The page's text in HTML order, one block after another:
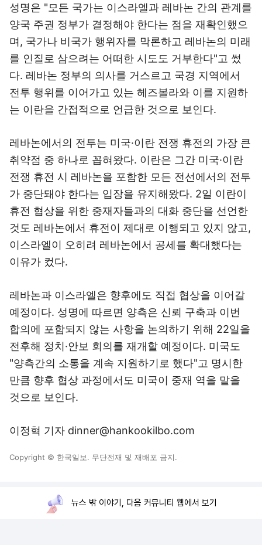
성명은 "모든 국가는 이스라엘과 레바논 간의 관계를
양국 주권 정부가 결정해야 한다는 점을 재확인했으
며, 국가나 비국가 행위자를 막론하고 레바논의 미래
를 인질로 삼으려는 어떠한 시도도 거부한다"고 썼
다. 레바논 정부의 의사를 거스르고 국경 지역에서
전투 행위를 이어가고 있는 헤즈볼라와 이를 지원하
는 이란을 간접적으로 언급한 것으로 보인다.
레바논에서의 전투는 미국·이란 전쟁 휴전의 가장 큰
취약점 중 하나로 꼽혀왔다. 이란은 그간 미국·이란
전쟁 휴전 시 레바논을 포함한 모든 전선에서의 전투
가 중단돼야 한다는 입장을 유지해왔다. 2일 이란이
휴전 협상을 위한 중재자들과의 대화 중단을 선언한
것도 레바논에서 휴전이 제대로 이행되고 있지 않고,
이스라엘이 오히려 레바논에서 공세를 확대했다는
이유가 컸다.
레바논과 이스라엘은 향후에도 직접 협상을 이어갈
예정이다. 성명에 따르면 양측은 신뢰 구축과 이번
합의에 포함되지 않는 사항을 논의하기 위해 22일을
전후해 정치·안보 회의를 재개할 예정이다. 미국도
"양측간의 소통을 계속 지원하기로 했다"고 명시한
만큼 향후 협상 과정에서도 미국이 중재 역을 맡을
것으로 보인다.
이정혁 기자 dinner@hankookilbo.com
Copyright © 한국일보. 무단전재 및 재배포 금지.
뉴스 밖 이야기, 다음 커뮤니티 웹에서 보기